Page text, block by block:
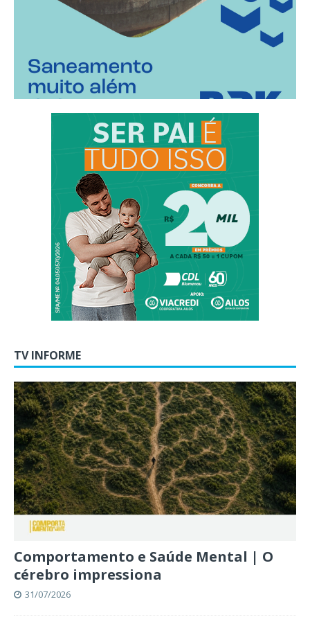
TV INFORME
Comportamento e Saúde Mental | O
cérebro impressiona
31/07/2026